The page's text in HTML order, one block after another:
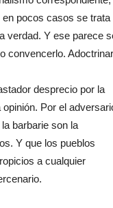
pocos casos se trata
verdad. Y ese parece
convencerlo.
desprecio por la
Por el
barbarie son la
Y que los pueblos
a cualquier